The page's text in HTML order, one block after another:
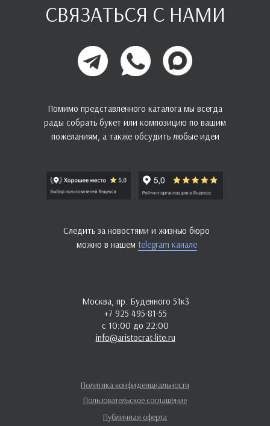
Москва, пр. Буденного 51к3
+7 925 495-81-55
с 10:00 до 22:00
info@aristocrat-lite.ru
Публичная оферта
Пользовательское соглашение
Политика конфиденциальности
СВЯЗАТЬСЯ С НАМИ
Помимо представленного каталога мы всегда
рады собрать букет или композицию по вашим
пожеланиям, а также обсудить любые идеи
Следить за новостями и жизнью бюро
можно в нашем telegram канале